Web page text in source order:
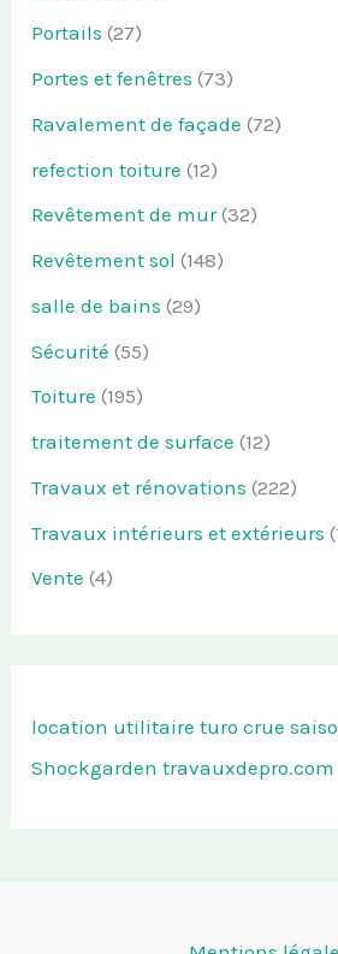
Portails (27)
Portes et fenêtres (73)
Ravalement de façade (72)
refection toiture (12)
Revêtement de mur(32)
Revêtement sol (148)
salle de bains (29)
Sécurité (55)
Toiture (195)
traitement de surface (12)
Travaux et rénovations (222)
Travaux intérieurs et extérieurs
Vente (4)
location utilitaire turo crue
Shockgarden travauxdepro.com